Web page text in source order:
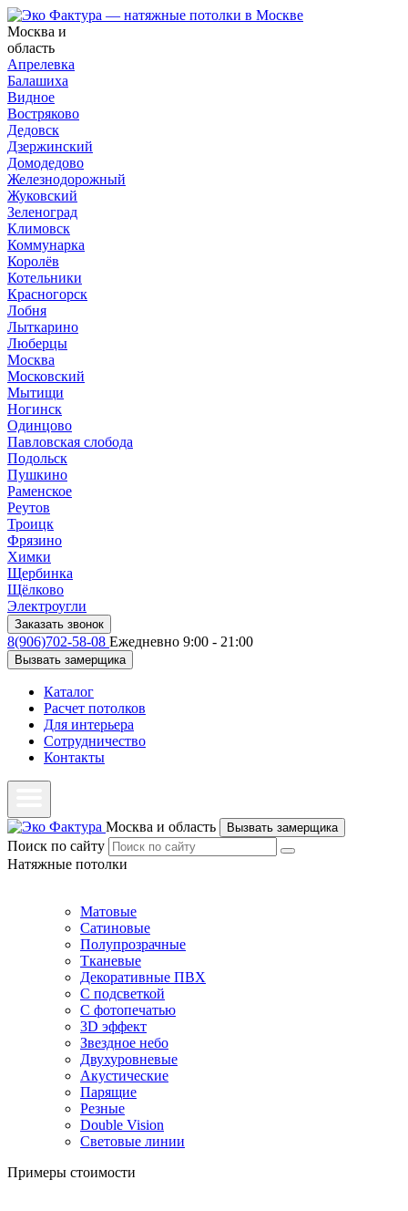
Москва и
область
Апрелевка
Балашиха
Видное
Востряково
Дедовск
Дзержинский
Домодедово
Железнодорожный
Жуковский
Зеленоград
Климовск
Коммунарка
Королёв
Котельники
Красногорск
Лобня
Лыткарино
Люберцы
Москва
Московский
Мытищи
Ногинск
Одинцово
Павловская слобода
Подольск
Пушкино
Раменское
Реутов
Троицк
Фрязино
Химки
Щербинка
Щёлково
Электроугли
Заказать звонок
8(906)702-58-08 Ежедневно 9:00 - 21:00
Вызвать замерщика
Каталог
Расчет потолков
Для интерьера
Сотрудничество
Контакты
Москва и область Вызвать замерщика
Поиск по сайту
Натяжные потолки
Матовые
Сатиновые
Полупрозрачные
Тканевые
Декоративные ПВХ
С подсветкой
С фотопечатью
3D эффект
Звездное небо
Двухуровневые
Акустические
Парящие
Резные
Double Vision
Световые линии
Примеры стоимости